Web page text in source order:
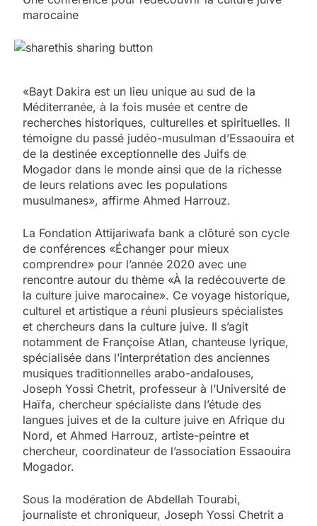
marocaine
«Bayt Dakira est un lieu unique au sud de la
Méditerranée, à la fois musée et centre de
recherches historiques, culturelles et spirituelles. Il
témoigne du passé judéo-musulman d’Essaouira et
de la destinée exceptionnelle des Juifs de
Mogador dans le monde ainsi que de la richesse
de leurs relations avec les populations
musulmanes», affirme Ahmed Harrouz.
La Fondation Attijariwafa bank a clôturé son cycle
de conférences «Échanger pour mieux
comprendre» pour l’année 2020 avec une
rencontre autour du thème «À la redécouverte de
la culture juive marocaine». Ce voyage historique,
culturel et artistique a réuni plusieurs spécialistes
et chercheurs dans la culture juive. Il s’agit
notamment de Françoise Atlan, chanteuse lyrique,
spécialisée dans l’interprétation des anciennes
musiques traditionnelles arabo-andalouses,
Joseph Yossi Chetrit, professeur à l’Université de
Haïfa, chercheur spécialiste dans l’étude des
langues juives et de la culture juive en Afrique du
Nord, et Ahmed Harrouz, artiste-peintre et
chercheur, coordinateur de l’association Essaouira
Mogador.
Sous la modération de Abdellah Tourabi,
journaliste et chroniqueur, Joseph Yossi Chetrit a